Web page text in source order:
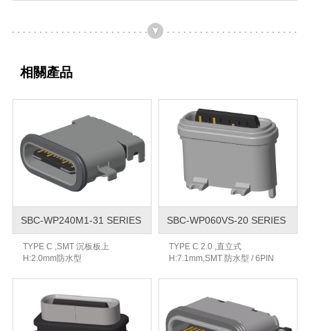
相關產品
SBC-WP240M1-31 SERIES
TYPE C ,SMT 沉板板上
H:2.0mm防水型
SBC-WP060VS-20 SERIES
TYPE C 2.0 ,直立式
H:7.1mm,SMT 防水型 / 6PIN